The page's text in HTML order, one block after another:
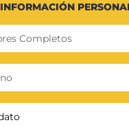
INFORMACIÓN